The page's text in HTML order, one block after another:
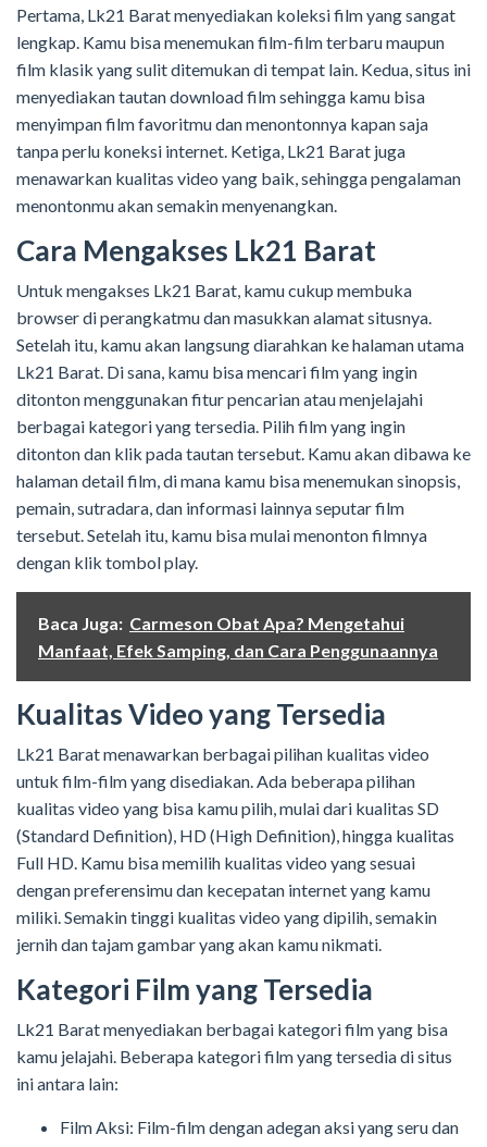
Pertama, Lk21 Barat menyediakan koleksi film yang sangat
lengkap. Kamu bisa menemukan film-film terbaru maupun
film klasik yang sulit ditemukan di tempat lain. Kedua, situs ini
menyediakan tautan download film sehingga kamu bisa
menyimpan film favoritmu dan menontonnya kapan saja
tanpa perlu koneksi internet. Ketiga, Lk21 Barat juga
menawarkan kualitas video yang baik, sehingga pengalaman
menontonmu akan semakin menyenangkan.
Cara Mengakses Lk21 Barat
Untuk mengakses Lk21 Barat, kamu cukup membuka
browser di perangkatmu dan masukkan alamat situsnya.
Setelah itu, kamu akan langsung diarahkan ke halaman utama
Lk21 Barat. Di sana, kamu bisa mencari film yang ingin
ditonton menggunakan fitur pencarian atau menjelajahi
berbagai kategori yang tersedia. Pilih film yang ingin
ditonton dan klik pada tautan tersebut. Kamu akan dibawa ke
halaman detail film, di mana kamu bisa menemukan sinopsis,
pemain, sutradara, dan informasi lainnya seputar film
tersebut. Setelah itu, kamu bisa mulai menonton filmnya
dengan klik tombol play.
Baca Juga: Carmeson Obat Apa? Mengetahui
Manfaat, Efek Samping, dan Cara Penggunaannya
Kualitas Video yang Tersedia
Lk21 Barat menawarkan berbagai pilihan kualitas video
untuk film-film yang disediakan. Ada beberapa pilihan
kualitas video yang bisa kamu pilih, mulai dari kualitas SD
(Standard Definition), HD (High Definition), hingga kualitas
Full HD. Kamu bisa memilih kualitas video yang sesuai
dengan preferensimu dan kecepatan internet yang kamu
miliki. Semakin tinggi kualitas video yang dipilih, semakin
jernih dan tajam gambar yang akan kamu nikmati.
Kategori Film yang Tersedia
Lk21 Barat menyediakan berbagai kategori film yang bisa
kamu jelajahi. Beberapa kategori film yang tersedia di situs
ini antara lain:
Film Aksi: Film-film dengan adegan aksi yang seru dan